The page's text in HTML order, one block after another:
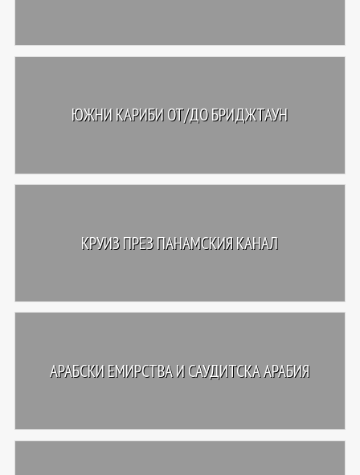
ЮЖНИ КАРИБИ ОТ/ДО БРИДЖТАУН
КРУИЗ ПРЕЗ ПАНАМСКИЯ КАНАЛ
АРАБСКИ ЕМИРСТВА И САУДИТСКА АРАБИЯ